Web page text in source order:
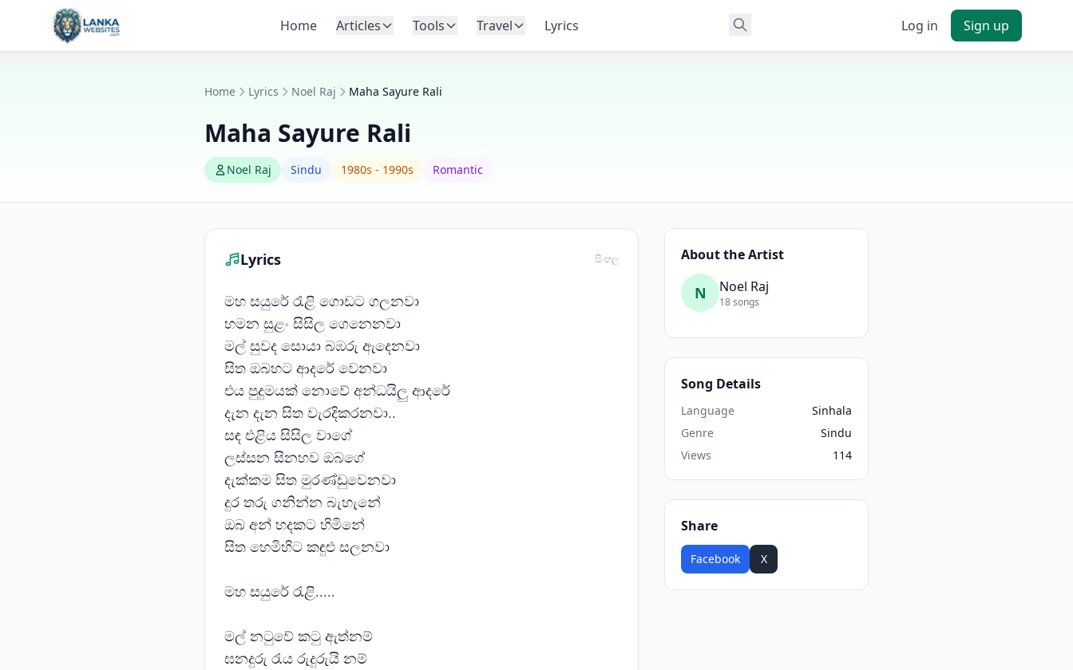
Skip to content
Home Articles Tools Travel Lyrics Log in Sign up
Home Lyrics Noel Raj Maha Sayure Rali
Maha Sayure Rali
Noel Raj Sindu 1980s - 1990s Romantic
Lyrics සිංහල
මහ සයුරේ රැළි ‍ගොඩට ගලනවා
හමන සුළං සිසිල ගෙනෙනවා
මල් සුවද සොයා බඹරු ඇදෙනවා
සිත ඔබහට ආදරේ වෙනවා
එය පුදුමයක් නොවේ අන්ධයිලු ආදරේ
දැන දැන සිත වැරදිකරනවා..
සඳ එළිය සිසිල වාගේ
ලස්සන සිනහව ඔබගේ
දැක්කම සිත මුරණ්ඩුවෙනවා
දුර තරු ගනින්න බැහැනේ
ඔබ අන් හදකට හිමිනේ
සිත හෙමිහිට කඳුළු සලනවා
මහ සයුරේ රැළි.....
මල් නටුවේ කටු ඇත්නම්
ඝනදුරු රැය රුදුරුයි නම්
About the Artist
N Noel Raj
18 songs
Song Details
Language
Sinhala
Genre
Sindu
Views
114
Share
Facebook X